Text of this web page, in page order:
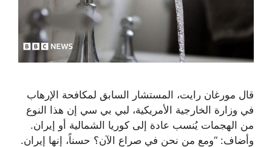
قال مورغان رايت، المستشار السابق لمكافحة الإرهاب
في وزارة الخارجية الأمريكية، لبي بي سي إن هذا النوع
من الهجمات يُنسب عادة إلى كوريا الشمالية أو إيران.
وأضاف: “ومع من نحن في صراع الآن؟ حسناً، إنها إيران.